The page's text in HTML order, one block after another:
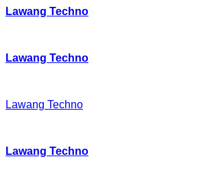
Lawang Techno
Lawang Techno
Lawang Techno
Lawang Techno